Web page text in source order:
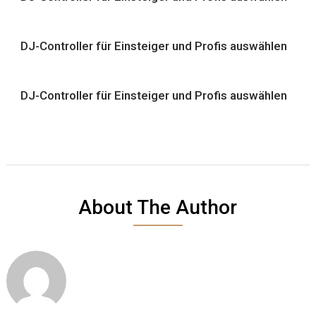
DJ-Controller für Einsteiger und Profis auswählen
DJ-Controller für Einsteiger und Profis auswählen
About The Author